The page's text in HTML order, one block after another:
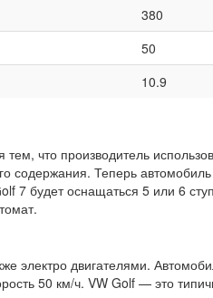
380
50
10.9
что производитель
содержания. Теперь
7 будет оснащаться 5 или 6
электро двигателями.
50 км/ч. VW Golf — это